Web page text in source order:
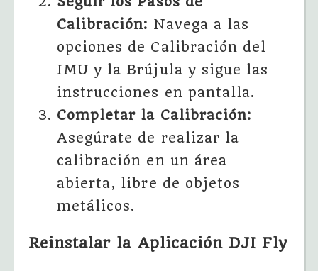
Calibración: Navega a las
opciones de Calibración del
IMU y la Brújula y sigue las
instrucciones en pantalla.
Completar la Calibración:
Asegúrate de realizar la
calibración en un área
abierta, libre de objetos
metálicos.
Reinstalar la Aplicación DJI Fly